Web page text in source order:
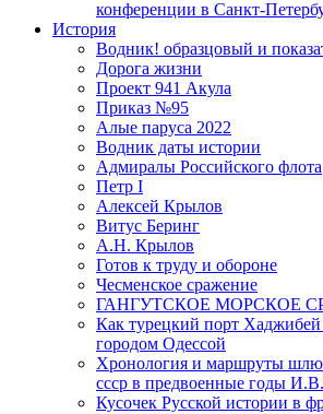
конференции в Санкт-
История
Водник! образцовый и
Дорога жизни
Проект 941 Акула
Приказ №95
Алые паруса 2022
Водник даты истории
Адмиралы Российского флота
Петр I
Алексей Крылов
Витус Беринг
А.Н. Крылов
Готов к труду и обороне
Чесменское сражение
ГАНГУТСКОЕ МОРСКОЕ
Как турецкий порт Хаджибей
городом Одессой
Хронология и маршруты
ссср в предвоенные годы
Кусочек Русской истории в